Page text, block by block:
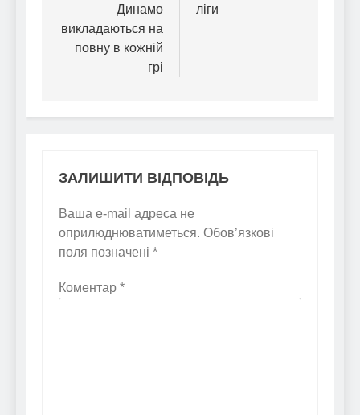
Динамо
викладаються на
повну в кожній
грі
ліги
ЗАЛИШИТИ ВІДПОВІДЬ
Ваша e-mail адреса не
оприлюднюватиметься. Обов’язкові
поля позначені *
Коментар *